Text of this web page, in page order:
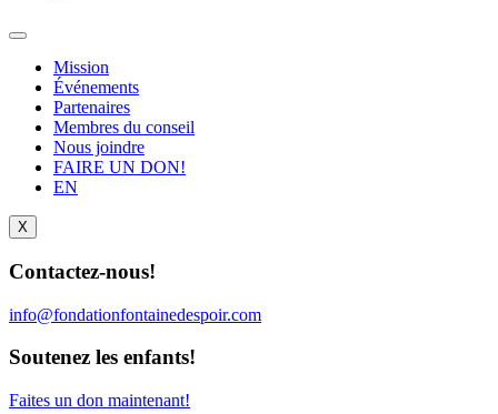
Mission
Événements
Partenaires
Membres du conseil
Nous joindre
FAIRE UN DON!
EN
X
Contactez-nous!
info@fondationfontainedespoir.com
Soutenez les enfants!
Faites un don maintenant!